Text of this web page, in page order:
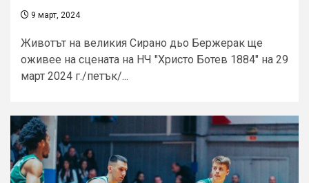
9 март, 2024
Животът на великия Сирано дьо Бержерак ще
оживее на сцената на НЧ "Христо Ботев 1884" на 29
март 2024 г./петък/...